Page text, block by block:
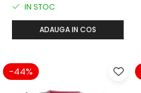
IN STOC
ADAUGA IN COS
-44%